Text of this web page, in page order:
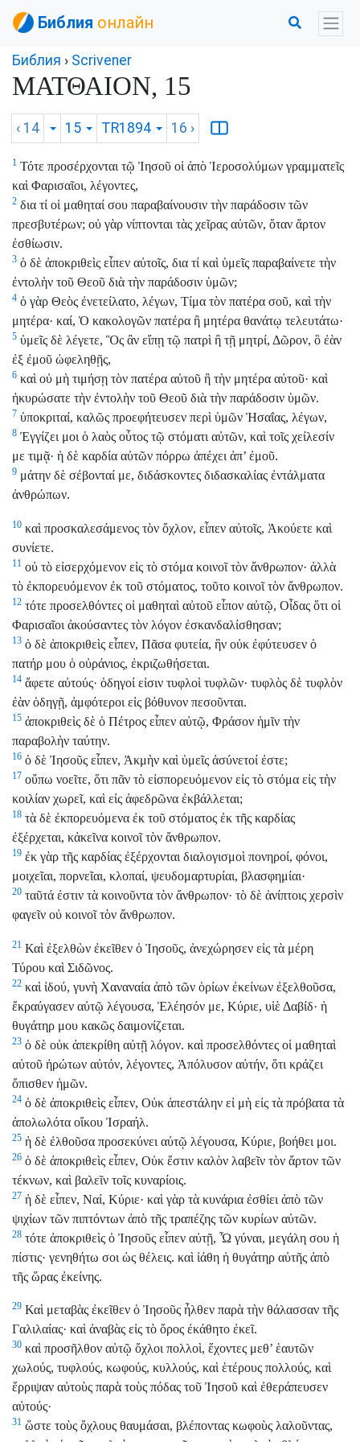
Библия онлайн
Библия › Scrivener
ΜΑΤΘΑΙΟΝ, 15
‹ 14 15 TR1894 16 ›
1 Τότε προσέρχονται τῷ Ἰησοῦ οἱ ἀπὸ Ἱεροσολύμων γραμματεῖς
καὶ Φαρισαῖοι, λέγοντες,
2 δια τί οἱ μαθηταί σου παραβαίνουσιν τὴν παράδοσιν τῶν
πρεσβυτέρων; οὐ γὰρ νίπτονται τὰς χεῖρας αὐτῶν, ὅταν ἄρτον
ἐσθίωσιν.
3 ὁ δὲ ἀποκριθεὶς εἶπεν αὐτοῖς, δια τί καὶ ὑμεῖς παραβαίνετε τὴν
ἐντολὴν τοῦ Θεοῦ διὰ τὴν παράδοσιν ὑμῶν;
4 ὁ γὰρ Θεὸς ἐνετείλατο, λέγων, Τίμα τὸν πατέρα σοῦ, καὶ τὴν
μητέρα· καί, Ὁ κακολογῶν πατέρα ἢ μητέρα θανάτῳ τελευτάτω·
5 ὑμεῖς δὲ λέγετε, Ὃς ἂν εἴπῃ τῷ πατρὶ ἢ τῇ μητρί, Δῶρον, ὃ ἐὰν
ἐξ ἐμοῦ ὠφεληθῇς,
6 καὶ οὐ μὴ τιμήσῃ τὸν πατέρα αὐτοῦ ἢ τὴν μητέρα αὐτοῦ· καὶ
ἠκυρώσατε τὴν ἐντολὴν τοῦ Θεοῦ διὰ τὴν παράδοσιν ὑμῶν.
7 ὑποκριταί, καλῶς προεφήτευσεν περὶ ὑμῶν Ἠσαΐας, λέγων,
8 Ἐγγίζει μοι ὁ λαὸς οὗτος τῷ στόματι αὐτῶν, καὶ τοῖς χείλεσίν
με τιμᾷ· ἡ δὲ καρδία αὐτῶν πόρρω ἀπέχει ἀπ’ ἐμοῦ.
9 μάτην δὲ σέβονταί με, διδάσκοντες διδασκαλίας ἐντάλματα
ἀνθρώπων.
10 καὶ προσκαλεσάμενος τὸν ὄχλον, εἶπεν αὐτοῖς, Ἀκούετε καὶ
συνίετε.
11 οὐ τὸ εἰσερχόμενον εἰς τὸ στόμα κοινοῖ τὸν ἄνθρωπον· ἀλλὰ
τὸ ἐκπορευόμενον ἐκ τοῦ στόματος, τοῦτο κοινοῖ τὸν ἄνθρωπον.
12 τότε προσελθόντες οἱ μαθηταὶ αὐτοῦ εἶπον αὐτῷ, Οἶδας ὅτι οἱ
Φαρισαῖοι ἀκούσαντες τὸν λόγον ἐσκανδαλίσθησαν;
13 ὁ δὲ ἀποκριθεὶς εἶπεν, Πᾶσα φυτεία, ἣν οὐκ ἐφύτευσεν ὁ
πατήρ μου ὁ οὐράνιος, ἐκριζωθήσεται.
14 ἄφετε αὐτούς· ὁδηγοί εἰσιν τυφλοὶ τυφλῶν· τυφλὸς δὲ τυφλὸν
ἐὰν ὁδηγῇ, ἀμφότεροι εἰς βόθυνον πεσοῦνται.
15 ἀποκριθεὶς δὲ ὁ Πέτρος εἶπεν αὐτῷ, Φράσον ἡμῖν τὴν
παραβολὴν ταύτην.
16 ὁ δὲ Ἰησοῦς εἶπεν, Ἀκμὴν καὶ ὑμεῖς ἀσύνετοί ἐστε;
17 οὔπω νοεῖτε, ὅτι πᾶν τὸ εἰσπορευόμενον εἰς τὸ στόμα εἰς τὴν
κοιλίαν χωρεῖ, καὶ εἰς ἀφεδρῶνα ἐκβάλλεται;
18 τὰ δὲ ἐκπορευόμενα ἐκ τοῦ στόματος ἐκ τῆς καρδίας
ἐξέρχεται, κἀκεῖνα κοινοῖ τὸν ἄνθρωπον.
19 ἐκ γὰρ τῆς καρδίας ἐξέρχονται διαλογισμοὶ πονηροί, φόνοι,
μοιχεῖαι, πορνεῖαι, κλοπαί, ψευδομαρτυρίαι, βλασφημίαι·
20 ταῦτά ἐστιν τὰ κοινοῦντα τὸν ἄνθρωπον· τὸ δὲ ἀνίπτοις χερσὶν
φαγεῖν οὐ κοινοῖ τὸν ἄνθρωπον.
21 Καὶ ἐξελθὼν ἐκεῖθεν ὁ Ἰησοῦς, ἀνεχώρησεν εἰς τὰ μέρη
Τύρου καὶ Σιδῶνος.
22 καὶ ἰδού, γυνὴ Χαναναία ἀπὸ τῶν ὁρίων ἐκείνων ἐξελθοῦσα,
ἔκραύγασεν αὐτῷ λέγουσα, Ἐλέησόν με, Κύριε, υἱὲ Δαβίδ· ἡ
θυγάτηρ μου κακῶς δαιμονίζεται.
23 ὁ δὲ οὐκ ἀπεκρίθη αὐτῇ λόγον. καὶ προσελθόντες οἱ μαθηταὶ
αὐτοῦ ἠρώτων αὐτόν, λέγοντες, Ἀπόλυσον αὐτήν, ὅτι κράζει
ὄπισθεν ἡμῶν.
24 ὁ δὲ ἀποκριθεὶς εἶπεν, Οὐκ ἀπεστάλην εἰ μὴ εἰς τὰ πρόβατα τὰ
ἀπολωλότα οἴκου Ἰσραήλ.
25 ἡ δὲ ἐλθοῦσα προσεκύνει αὐτῷ λέγουσα, Κύριε, βοήθει μοι.
26 ὁ δὲ ἀποκριθεὶς εἶπεν, Οὐκ ἔστιν καλὸν λαβεῖν τὸν ἄρτον τῶν
τέκνων, καὶ βαλεῖν τοῖς κυναρίοις.
27 ἡ δὲ εἶπεν, Ναί, Κύριε· καὶ γὰρ τὰ κυνάρια ἐσθίει ἀπὸ τῶν
ψιχίων τῶν πιπτόντων ἀπὸ τῆς τραπέζης τῶν κυρίων αὐτῶν.
28 τότε ἀποκριθεὶς ὁ Ἰησοῦς εἶπεν αὐτῇ, Ὦ γύναι, μεγάλη σου ἡ
πίστις· γενηθήτω σοι ὡς θέλεις. καὶ ἰάθη ἡ θυγάτηρ αὐτῆς ἀπὸ
τῆς ὥρας ἐκείνης.
29 Καὶ μεταβὰς ἐκεῖθεν ὁ Ἰησοῦς ἦλθεν παρὰ τὴν θάλασσαν τῆς
Γαλιλαίας· καὶ ἀναβὰς εἰς τὸ ὄρος ἐκάθητο ἐκεῖ.
30 καὶ προσῆλθον αὐτῷ ὄχλοι πολλοὶ, ἔχοντες μεθ’ ἑαυτῶν
χωλούς, τυφλούς, κωφούς, κυλλούς, καὶ ἑτέρους πολλούς, καὶ
ἔρριψαν αὐτοὺς παρὰ τοὺς πόδας τοῦ Ἰησοῦ καὶ ἐθεράπευσεν
αὐτούς·
31 ὥστε τοὺς ὄχλους θαυμάσαι, βλέποντας κωφοὺς λαλοῦντας,